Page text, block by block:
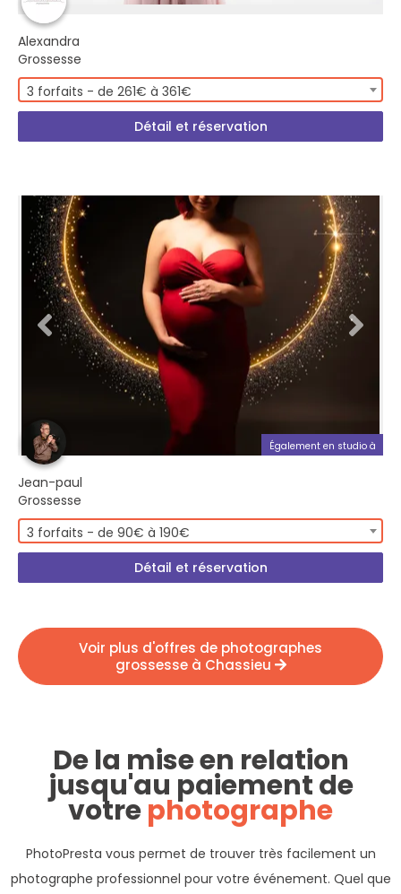
Alexandra
Grossesse
3 forfaits - de 261€ à 361€
Détail et réservation
Également en studio à
Jean-paul
Grossesse
3 forfaits - de 90€ à 190€
Détail et réservation
Voir plus d'offres de photographes
grossesse à Chassieu
De la mise en relation
jusqu'au paiement de
votrephotographe
PhotoPresta vous permet de trouver très facilement un
photographe professionnel pour votre événement. Quel que